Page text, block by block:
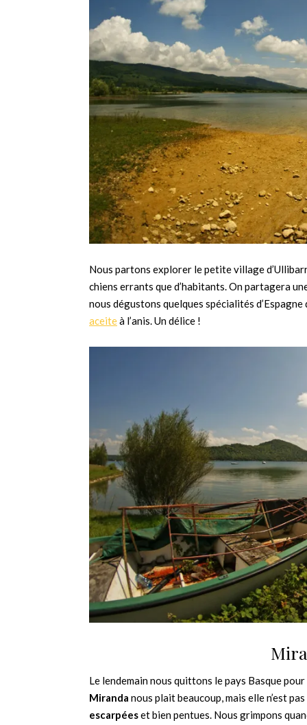
Nous partons explorer le petite village
chiens errants que d’habitants. On partagera
nous dégustons quelques spécialités
aceiteà l’anis. Un délice !
Le lendemain nous quittons le pays Basque
Miranda nous plait beaucoup, mais elle n’est
escarpéeset bien pentues. Nous grimpons